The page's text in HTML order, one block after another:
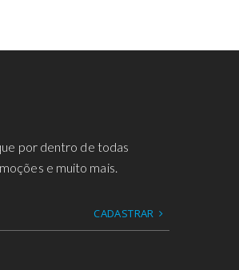
por dentro de todas
e muito mais.
CADASTRAR